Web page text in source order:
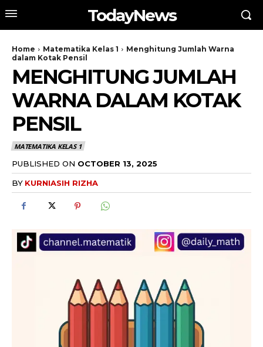
TodayNews
Home Matematika Kelas 1
Menghitung Jumlah Warna
dalam Kotak Pensil
MENGHITUNG JUMLAH
WARNA DALAM KOTAK
PENSIL
MATEMATIKA KELAS 1
PUBLISHED ON OCTOBER 13, 2025
BY KURNIASIH RIZHA